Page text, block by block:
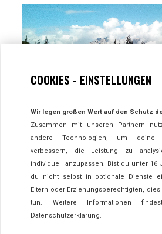
|
COOKIES - EINSTELLUNGEN
Wir legen großen Wert auf den Schutz
Zusammen mit unseren Partnern
andere Technologien, um deine
verbessern, die Leistung zu
individuell anzupassen. Bist du unter 16
du nicht selbst in optionale Dienste
Eltern oder Erziehungsberechtigten,
tun. Weitere Informationen
Datenschutzerklärung.